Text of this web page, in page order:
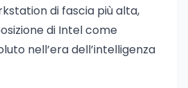
di fascia più alta,
di Intel come
nell’era dell’intelligenza